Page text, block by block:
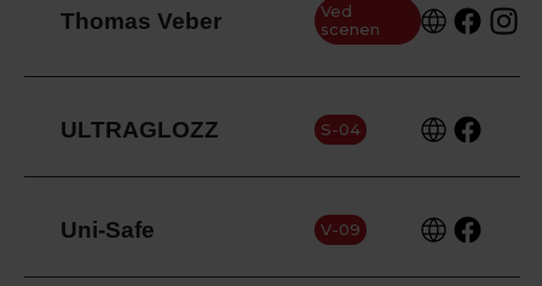
Thomas Veber
Ved
scenen
ULTRAGLOZZ S-04
Uni-Safe V-09